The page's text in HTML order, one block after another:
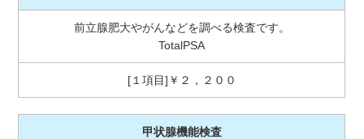
前立腺肥大やがんなどを調べる検査です。
TotalPSA
[１項目]￥２，２００
甲状腺機能検査